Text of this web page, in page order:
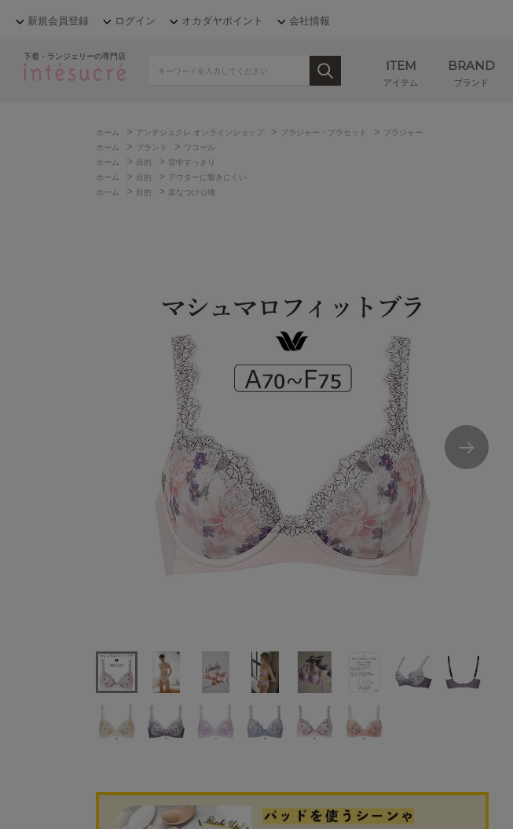
新規会員登録 ログイン オカダヤポイント 会社情報
下着・ランジェリーの専門店
ITEM
アイテム
BRAND
ブランド
ホーム > アンテシュクレ オンラインショップ > ブラジャー・ブラセット > ブラジャー
ホーム
> ブランド > ワコール
ホーム
> 目的 >
背中すっきり
ホーム
> 目的 > アウターに響きにくい
ホーム
> 目的 > 楽なつけ心地